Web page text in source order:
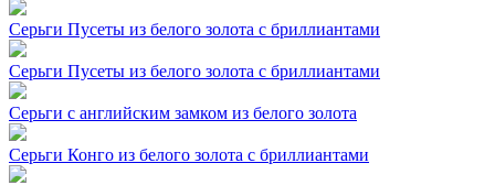
Серьги Пусеты из белого золота с бриллиантами
Серьги Пусеты из белого золота с бриллиантами
Серьги с английским замком из белого золота
Серьги Конго из белого золота с бриллиантами